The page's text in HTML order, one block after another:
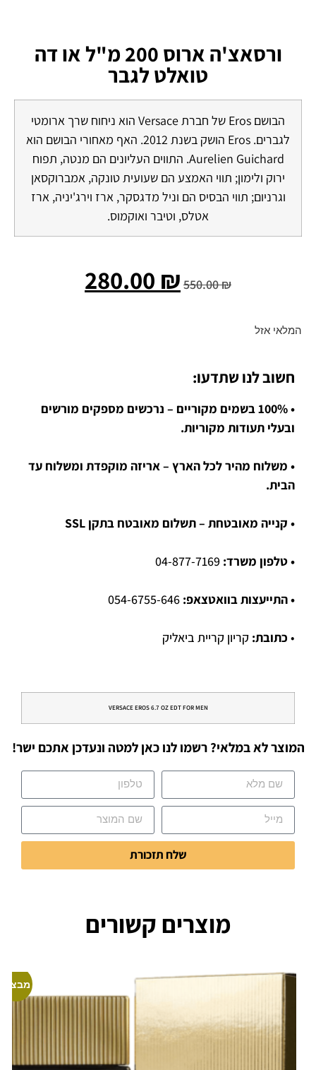
ורסאצ'ה ארוס 200 מ"ל או דה
טואלט לגבר
הבושם Eros של חברת Versace הוא ניחוח שרך ארומטי
לגברים. Eros הושק בשנת 2012. האף מאחורי הבושם הוא
Aurelien Guichard. התווים העליונים הם מנטה, תפוח
ירוק ולימון; תווי האמצע הם שעועית טונקה, אמברוקסאן
וגרניום; תווי הבסיס הם וניל מדגסקר, ארז וירג'יניה, ארז
אטלס, וטיבר ואוקמוס.
550.00₪
280.00 ₪
המלאי אזל
חשוב לנו שתדעו:
• 100% בשמים מקוריים – נרכשים מספקים מורשים
ובעלי תעודות מקוריות.
• משלוח מהיר לכל הארץ – אריזה מוקפדת ומשלוח עד
הבית.
• קנייה מאובטחת – תשלום מאובטח בתקן SSL
• טלפון משרד:
• התייעצות בוואטצאפ:
• כתובת: קריון קריית ביאליק
VERSACE EROS 6.7 OZ EDT FOR MEN
המוצר לא במלאי? רשמו לנו כאן למטה ונעדכן אתכם ישר!
שלח תזכורת
מוצרים קשורים
מבצע!